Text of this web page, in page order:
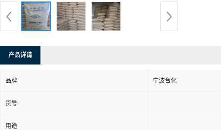
产品详请
品牌 宁波台化
货号
用途